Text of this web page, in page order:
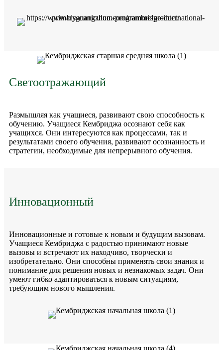
Светоотражающий
Размышляя как учащиеся, развивают свою способность к
обучению. Учащиеся Кембриджа осознают себя как
учащихся. Они интересуются как процессами, так и
результатами своего обучения, развивают осознанность и
стратегии, необходимые для непрерывного обучения.
Инновационный
Инновационные и готовые к новым и будущим вызовам.
Учащиеся Кембриджа с радостью принимают новые
вызовы и встречают их находчиво, творчески и
изобретательно. Они способны применять свои знания и
понимание для решения новых и незнакомых задач. Они
умеют гибко адаптироваться к новым ситуациям,
требующим нового мышления.